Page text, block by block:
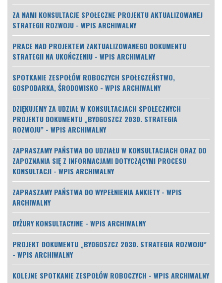
ZA NAMI KONSULTACJE SPOŁECZNE PROJEKTU AKTUALIZOWANEJ
STRATEGII ROZWOJU - WPIS ARCHIWALNY
PRACE NAD PROJEKTEM ZAKTUALIZOWANEGO DOKUMENTU
STRATEGII NA UKOŃCZENIU - WPIS ARCHIWALNY
SPOTKANIE ZESPOŁÓW ROBOCZYCH SPOŁECZEŃSTWO,
GOSPODARKA, ŚRODOWISKO - WPIS ARCHIWALNY
DZIĘKUJEMY ZA UDZIAŁ W KONSULTACJACH SPOŁECZNYCH
PROJEKTU DOKUMENTU „BYDGOSZCZ 2030. STRATEGIA
ROZWOJU” - WPIS ARCHIWALNY
ZAPRASZAMY PAŃSTWA DO UDZIAŁU W KONSULTACJACH ORAZ DO
ZAPOZNANIA SIĘ Z INFORMACJAMI DOTYCZĄCYMI PROCESU
KONSULTACJI - WPIS ARCHIWALNY
ZAPRASZAMY PAŃSTWA DO WYPEŁNIENIA ANKIETY - WPIS
ARCHIWALNY
DYŻURY KONSULTACYJNE - WPIS ARCHIWALNY
PROJEKT DOKUMENTU „BYDGOSZCZ 2030. STRATEGIA ROZWOJU”
- WPIS ARCHIWALNY
KOLEJNE SPOTKANIE ZESPOŁÓW ROBOCZYCH - WPIS ARCHIWALNY